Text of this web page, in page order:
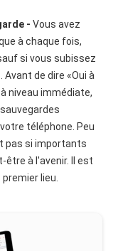
- Vous avez
à chaque fois,
si vous subissez
de dire «Oui à
niveau immédiate,
téléphone. Peu
pas si importants
à l'avenir. Il est
lieu.